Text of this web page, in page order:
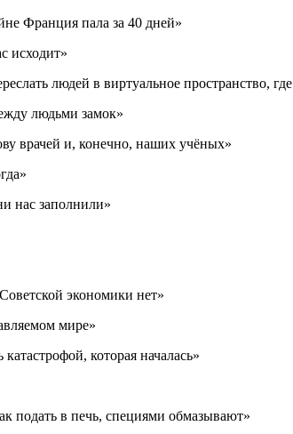
Франция пала за 40 дней»
исходит»
людей в виртуальное пространство,
людьми замок»
врачей и, конечно, наших учёных»
нас заполнили»
экономики нет»
мире»
которая началась»
подать в печь, специями обмазывают»